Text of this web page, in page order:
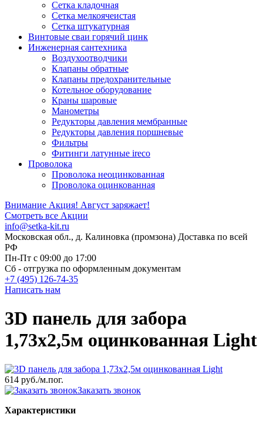
Сетка кладочная
Сетка мелкоячеистая
Сетка штукатурная
Винтовые сваи горячий цинк
Инженерная сантехника
Воздухоотводчики
Клапаны обратные
Клапаны предохранительные
Котельное оборудование
Краны шаровые
Манометры
Редукторы давления мембранные
Редукторы давления поршневые
Фильтры
Фитинги латунные ireco
Проволока
Проволока неоцинкованная
Проволока оцинкованная
Внимание Акция! Август заряжает!
Смотреть все Акции
info@setka-kit.ru
Московская обл., д. Калиновка (промзона) Доставка по всей
РФ
Пн-Пт с 09:00 до 17:00
Сб - отгрузка по оформленным документам
+7 (495) 126-74-35
Написать нам
3D панель для забора
1,73x2,5м оцинкованная Light
614 руб./м.пог.
Заказать звонок
Характеристики